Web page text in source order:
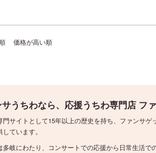
価格が高い順
うちわなら、応援うちわ専門店 フ
サイトとして15年以上の歴史を持ち、ファンサ
ています。
岐にわたり、コンサートでの応援から日常生活